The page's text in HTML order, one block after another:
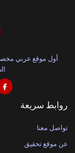
أول موقع عربي
روابط سريعة
تواصل معنا
عن موقع تحقيق